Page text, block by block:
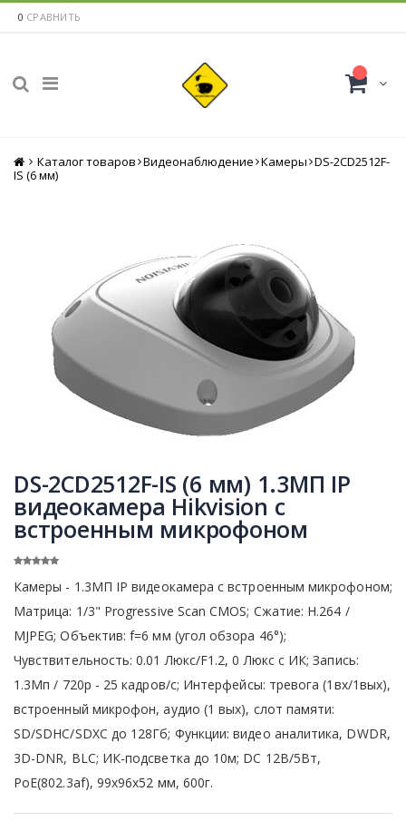
0 СРАВНИТЬ
Главная
Каталог товаров Видеонаблюдение Камеры DS-2CD2512F-
IS (6 мм)
DS-2CD2512F-IS (6 мм) 1.3МП IP
видеокамера Hikvision с
встроенным микрофоном
Камеры - 1.3МП IP видеокамера с встроенным микрофоном;
Матрица: 1/3" Progressive Scan CMOS; Сжатие: H.264 /
MJPEG; Объектив: f=6 мм (угол обзора 46°);
Чувствительность: 0.01 Люкс/F1.2, 0 Люкс с ИК; Запись:
1.3Мп / 720р - 25 кадров/с; Интерфейсы: тревога (1вх/1вых),
встроенный микрофон, аудио (1 вых), cлот памяти:
SD/SDHC/SDXC до 128Гб; Функции: видео аналитика, DWDR,
3D-DNR, BLC; ИК-подсветка до 10м; DC 12В/5Вт,
PoE(802.3af), 99x96x52 мм, 600г.